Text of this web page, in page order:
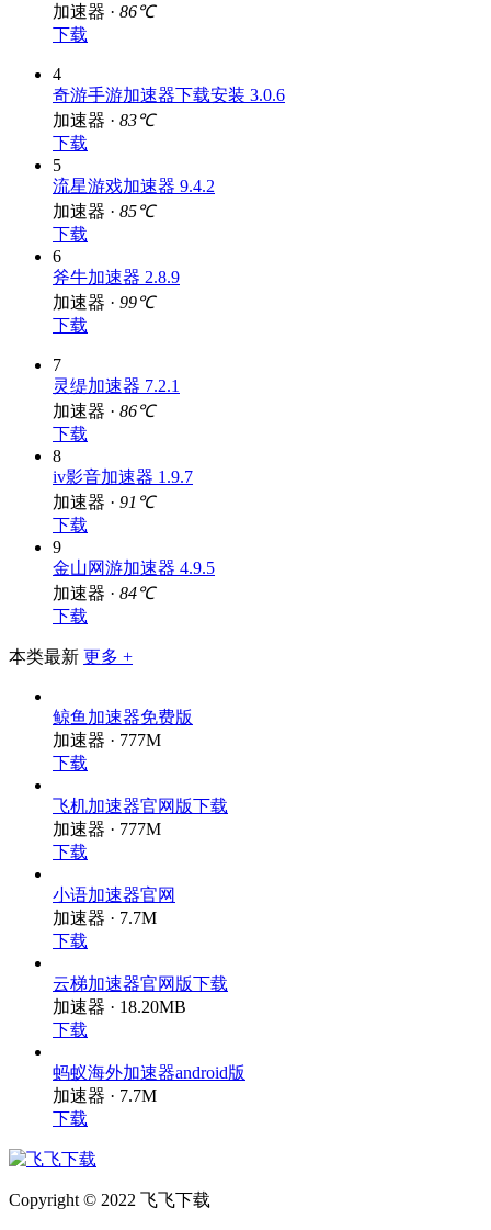
加速器 · 86℃
下载
4
奇游手游加速器下载安装 3.0.6
加速器 · 83℃
下载
5
流星游戏加速器 9.4.2
加速器 · 85℃
下载
6
斧牛加速器 2.8.9
加速器 · 99℃
下载
7
灵缇加速器 7.2.1
加速器 · 86℃
下载
8
iv影音加速器 1.9.7
加速器 · 91℃
下载
9
金山网游加速器 4.9.5
加速器 · 84℃
下载
本类最新 更多 +
鲸鱼加速器免费版
加速器 · 777M
下载
飞机加速器官网版下载
加速器 · 777M
下载
小语加速器官网
加速器 · 7.7M
下载
云梯加速器官网版下载
加速器 · 18.20MB
下载
蚂蚁海外加速器android版
加速器 · 7.7M
下载
Copyright © 2022 飞飞下载